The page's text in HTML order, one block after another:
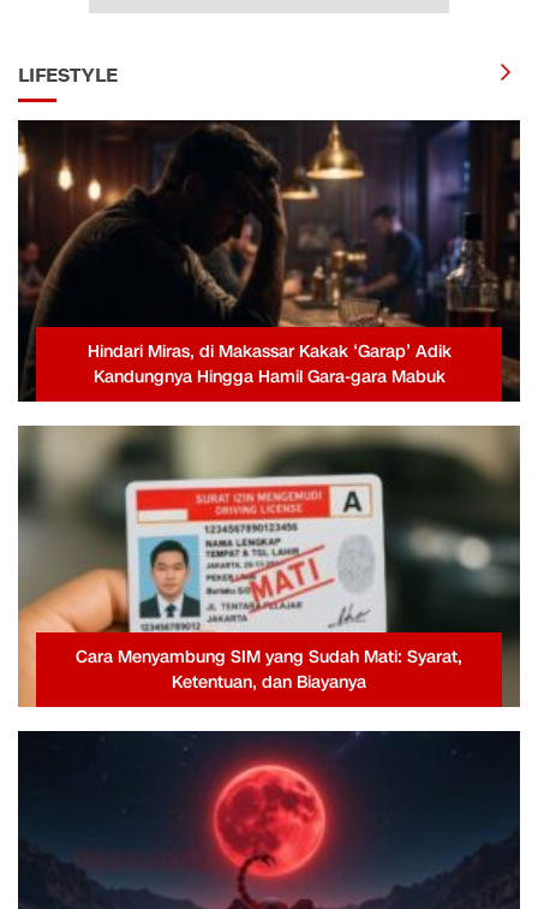
LIFESTYLE
Hindari Miras, di Makassar Kakak ‘Garap’ Adik
Kandungnya Hingga Hamil Gara-gara Mabuk
Cara Menyambung SIM yang Sudah Mati: Syarat,
Ketentuan, dan Biayanya